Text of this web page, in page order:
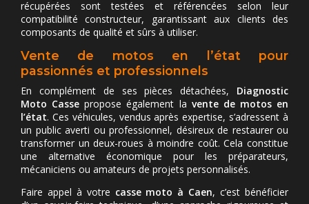
récupérées sont testées et référencées selon leur
compatibilité constructeur, garantissant aux clients des
composants de qualité et sûrs à utiliser.
Vente de motos en l’état pour
passionnés et professionnels
En complément de ses pièces détachées, Diagnostic
Moto Casse propose également la vente de motos en
l’état. Ces véhicules, vendus après expertise, s’adressent à
un public averti ou professionnel, désireux de restaurer ou
transformer un deux-roues à moindre coût. Cela constitue
une alternative économique pour les préparateurs,
mécaniciens ou amateurs de projets personnalisés.
Faire appel à votre casse moto à Caen, c’est bénéficier